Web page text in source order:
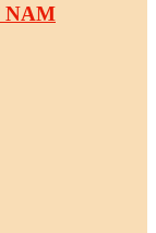
NAM